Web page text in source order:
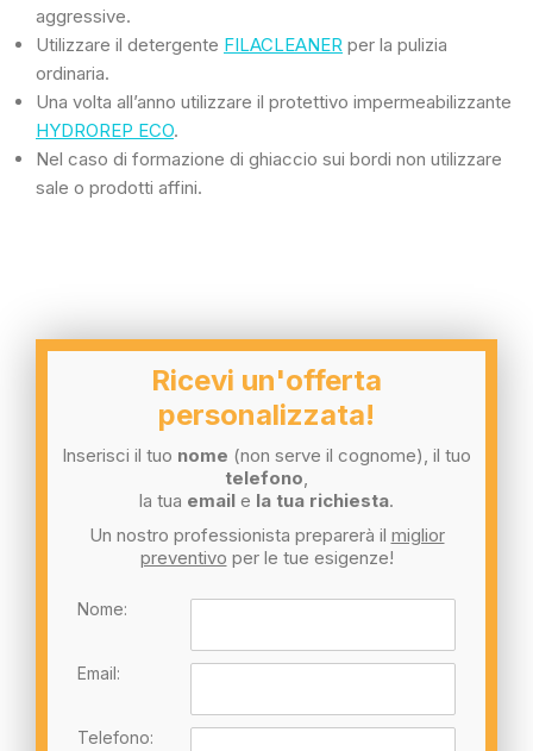
aggressive.
Utilizzare il detergente FILACLEANER per la pulizia
ordinaria.
Una volta all’anno utilizzare il protettivo impermeabilizzante
HYDROREP ECO.
Nel caso di formazione di ghiaccio sui bordi non utilizzare
sale o prodotti affini.
Ricevi un'offerta
personalizzata!
Inserisci il tuo nome (non serve il cognome), il tuo
telefono,
la tua email e la tua richiesta.
Un nostro professionista preparerà il miglior
preventivo per le tue esigenze!
Nome:
Email:
Telefono: